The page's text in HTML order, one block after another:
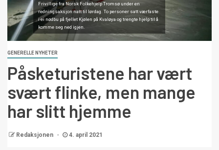
Frivillige fra Norsk Folkehjelp Tromsø under en
redningsaksjon natt til lørdag. To personer satt værfaste
i ei nødbu på fjellet Kjølen på Kvaløya og trengte hjelp til å
komme seg ned igjen.
GENERELLE NYHETER
Påsketuristene har vært
svært flinke, men mange
har slitt hjemme
Redaksjonen 4. april 2021